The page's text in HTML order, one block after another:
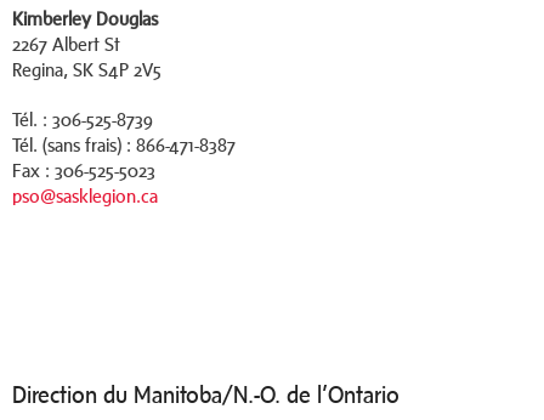
Kimberley Douglas
2267 Albert St
Regina, SK S4P 2V5
Tél. : 306-525-8739
Tél. (sans frais) : 866-471-8387
Fax : 306-525-5023
pso@sasklegion.ca
Direction du Manitoba/N.-O. de l’Ontario